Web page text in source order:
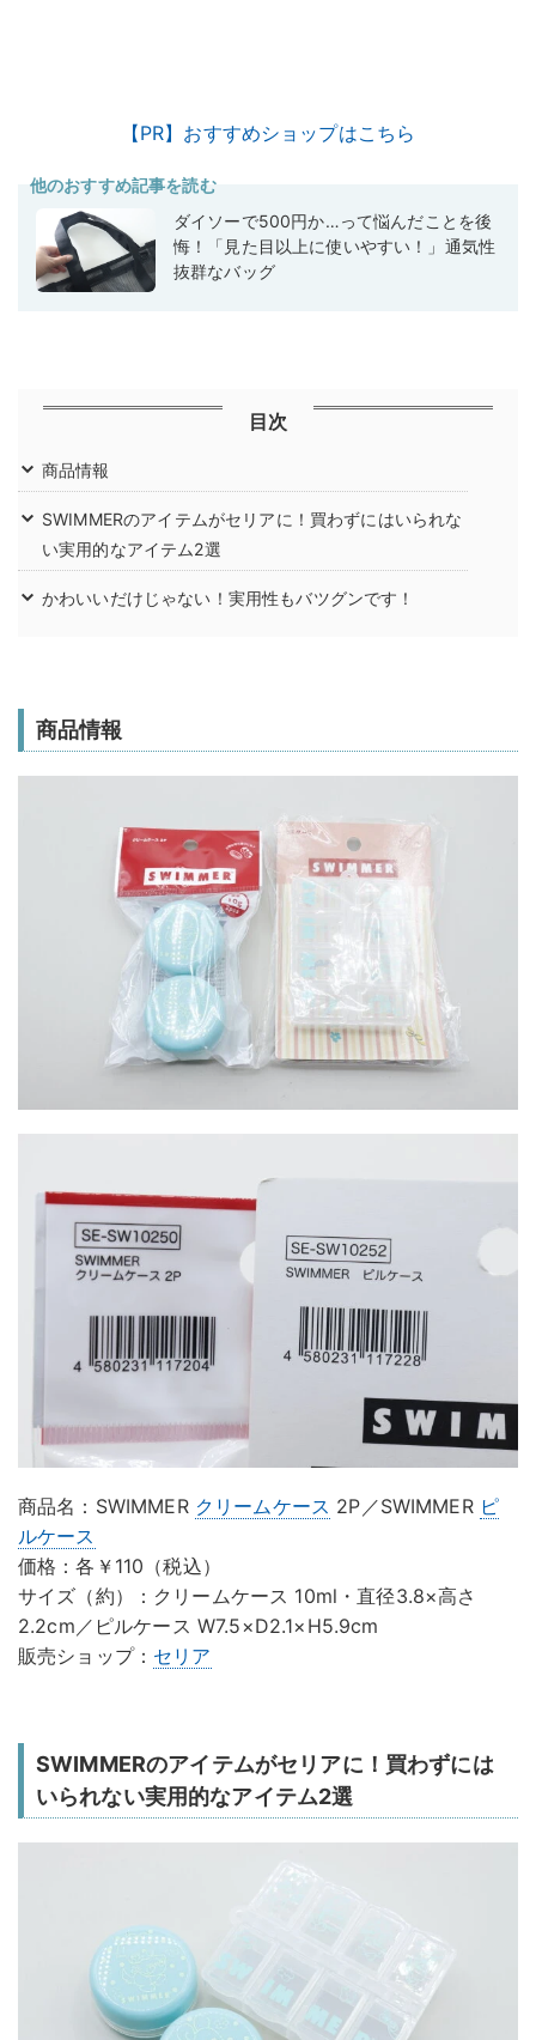
【PR】おすすめショップはこちら
他のおすすめ記事を読む
ダイソーで500円か…って悩んだことを後
悔！「見た目以上に使いやすい！」通気性
抜群なバッグ
目次
商品情報
SWIMMERのアイテムがセリアに！買わずにはいられな
い実用的なアイテム2選
かわいいだけじゃない！実用性もバツグンです！
商品情報
商品名：SWIMMER クリームケース 2P／SWIMMER ピ
ルケース
価格：各￥110（税込）
サイズ（約）：クリームケース 10ml・直径3.8×高さ
2.2cm／ピルケース W7.5×D2.1×H5.9cm
販売ショップ： セリア
SWIMMERのアイテムがセリアに！買わずには
いられない実用的なアイテム2選